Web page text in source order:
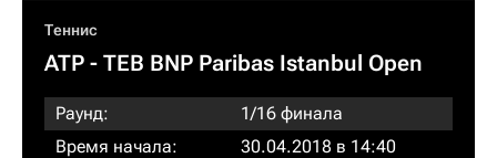
Теннис
ATP - TEB BNP Paribas Istanbul Open
Раунд:
1/16 финала
Время начала:
30.04.2018 в 14:40